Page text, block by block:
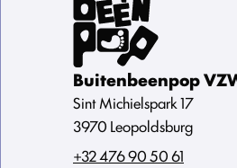
Buitenbeenpop
Sint Michielspark 17
3970 Leopoldsburg
+32 476 90 50 61